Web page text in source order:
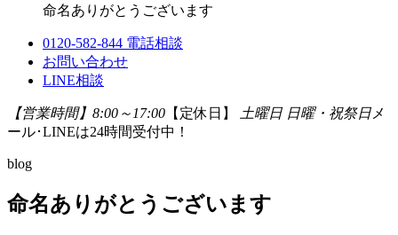
命名ありがとうございます
0120-582-844 電話相談
お問い合わせ
LINE相談
【営業時間】8:00～17:00 【定休日】 土曜日 日曜・祝祭日 メ
ール･LINEは24時間受付中！
blog
命名ありがとうございます